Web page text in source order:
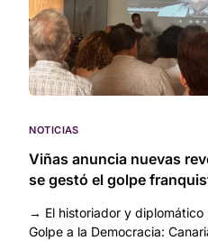
NOTICIAS
Viñas anuncia nuevas
se gestó el golpe
→ El historiador y diplomático
Golpe a la Democracia: